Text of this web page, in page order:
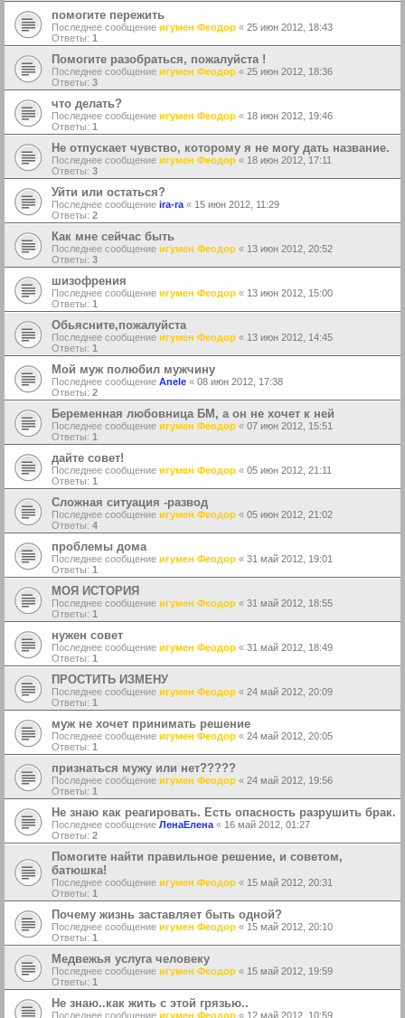
помогите пережить
Последнее сообщение игумен Феодор « 25 июн 2012, 18:43
Ответы: 1
Помогите разобраться, пожалуйста !
Последнее сообщение игумен Феодор « 25 июн 2012, 18:36
Ответы: 3
что делать?
Последнее сообщение игумен Феодор « 18 июн 2012, 19:46
Ответы: 1
Не отпускает чувство, которому я не могу дать название.
Последнее сообщение игумен Феодор « 18 июн 2012, 17:11
Ответы: 3
Уйти или остаться?
Последнее сообщение ira-ra « 15 июн 2012, 11:29
Ответы: 2
Как мне сейчас быть
Последнее сообщение игумен Феодор « 13 июн 2012, 20:52
Ответы: 3
шизофрения
Последнее сообщение игумен Феодор « 13 июн 2012, 15:00
Ответы: 1
Обьясните,пожалуйста
Последнее сообщение игумен Феодор « 13 июн 2012, 14:45
Ответы: 1
Мой муж полюбил мужчину
Последнее сообщение Anele « 08 июн 2012, 17:38
Ответы: 2
Беременная любовница БМ, а он не хочет к ней
Последнее сообщение игумен Феодор « 07 июн 2012, 15:51
Ответы: 1
дайте совет!
Последнее сообщение игумен Феодор « 05 июн 2012, 21:11
Ответы: 1
Сложная ситуация -развод
Последнее сообщение игумен Феодор « 05 июн 2012, 21:02
Ответы: 4
проблемы дома
Последнее сообщение игумен Феодор « 31 май 2012, 19:01
Ответы: 1
МОЯ ИСТОРИЯ
Последнее сообщение игумен Феодор « 31 май 2012, 18:55
Ответы: 1
нужен совет
Последнее сообщение игумен Феодор « 31 май 2012, 18:49
Ответы: 1
ПРОСТИТЬ ИЗМЕНУ
Последнее сообщение игумен Феодор « 24 май 2012, 20:09
Ответы: 1
муж не хочет принимать решение
Последнее сообщение игумен Феодор « 24 май 2012, 20:05
Ответы: 1
признаться мужу или нет?????
Последнее сообщение игумен Феодор « 24 май 2012, 19:56
Ответы: 1
Не знаю как реагировать. Есть опасность разрушить брак.
Последнее сообщение ЛенаЕлена « 16 май 2012, 01:27
Ответы: 2
Помогите найти правильное решение, и советом,
батюшка!
Последнее сообщение игумен Феодор « 15 май 2012, 20:31
Ответы: 1
Почему жизнь заставляет быть одной?
Последнее сообщение игумен Феодор « 15 май 2012, 20:10
Ответы: 1
Медвежья услуга человеку
Последнее сообщение игумен Феодор « 15 май 2012, 19:59
Ответы: 1
Не знаю..как жить с этой грязью..
Последнее сообщение игумен Феодор « 12 май 2012, 10:59